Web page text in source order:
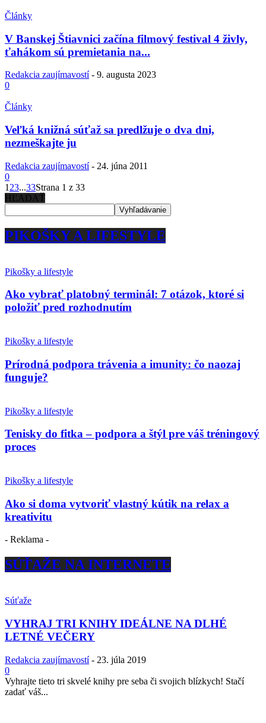
Články
V Banskej Štiavnici začína filmový festival 4 živly,
ťahákom sú premietania na...
Redakcia zaujímavostí - 9. augusta 2023
0
Články
Veľká knižná súťaž sa predlžuje o dva dni,
nezmeškajte ju
Redakcia zaujímavostí - 24. júna 2011
0
1 23...33Strana 1 z 33
HĽADAŤ
PIKOŠKY A LIFESTYLE
Pikošky a lifestyle
Ako vybrať platobný terminál: 7 otázok, ktoré si
položiť pred rozhodnutím
Pikošky a lifestyle
Prírodná podpora trávenia a imunity: čo naozaj
funguje?
Pikošky a lifestyle
Tenisky do fitka – podpora a štýl pre váš tréningový
proces
Pikošky a lifestyle
Ako si doma vytvoriť vlastný kútik na relax a
kreativitu
- Reklama -
SÚŤAŽE NA INTERNETE
Súťaže
VYHRAJ TRI KNIHY IDEÁLNE NA DLHÉ
LETNÉ VEČERY
Redakcia zaujímavostí - 23. júla 2019
0
Vyhrajte tieto tri skvelé knihy pre seba či svojich blízkych! Stačí
zadať váš...